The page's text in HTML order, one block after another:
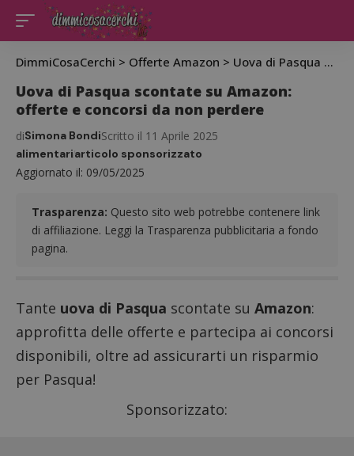
DimmiCosaCerchi > Offerte Amazon > Uova di Pasqua scontate su Amazon: offerte e concorsi da non perdere
Uova di Pasqua scontate su Amazon:
offerte e concorsi da non perdere
Aggiornato il: 09/05/2025
diSimona BondiScritto il 11 Aprile 2025
alimentariarticolo sponsorizzato
Trasparenza: Questo sito web potrebbe contenere link
di affiliazione. Leggi la Trasparenza pubblicitaria a fondo
pagina.
Tante uova di Pasqua scontate su Amazon:
approfitta delle offerte e partecipa ai concorsi
disponibili, oltre ad assicurarti un risparmio
per Pasqua!
Sponsorizzato: